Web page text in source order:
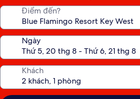
Điểm đến?
Ngày
Khách